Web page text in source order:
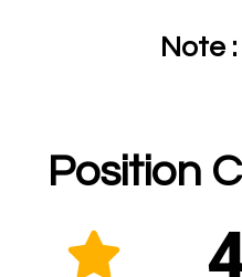
Note :
Position